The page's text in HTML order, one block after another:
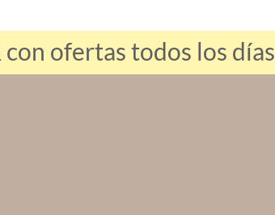
ofertas todos los días